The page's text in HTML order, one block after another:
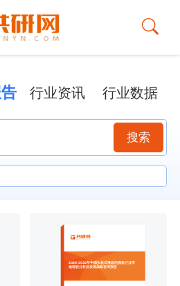
行业资讯 行业数据
搜索
2026-2032年中国头枕式液晶电视机行业市
场现状分析及发展战略咨询报告